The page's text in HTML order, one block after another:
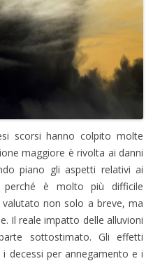
scorsi hanno colpito molte
maggiore è rivolta ai danni
piano gli aspetti relativi ai
è molto più difficile
valutato non solo a breve, ma
Il reale impatto delle alluvioni
sottostimato. Gli effetti
decessi per annegamento e i